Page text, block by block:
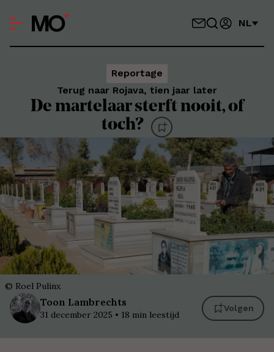
NL
Reportage
Terug naar Rojava, tien jaar later
De martelaar sterft nooit, of
toch?
© Roel Pulinx
Toon Lambrechts
31 december 2025 • 18 min leestijd
Volgen